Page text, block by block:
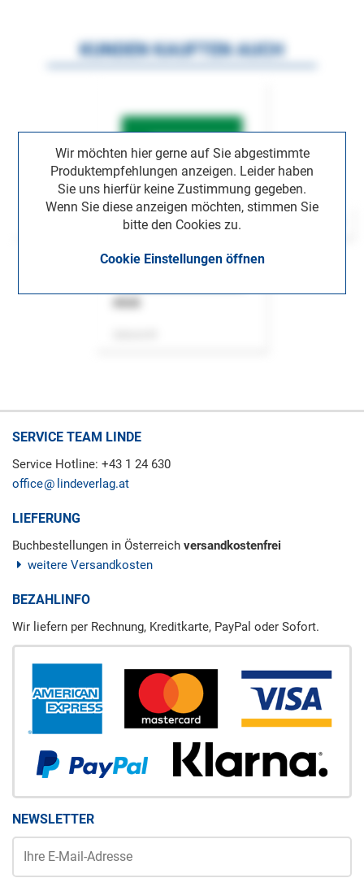
Wir möchten hier gerne auf Sie abgestimmte
Produktempfehlungen anzeigen. Leider haben
Sie uns hierfür keine Zustimmung gegeben.
Wenn Sie diese anzeigen möchten, stimmen Sie
bitte den Cookies zu.
Cookie Einstellungen öffnen
KUNDEN KAUFTEN AUCH
SERVICE TEAM LINDE
Service Hotline: +43 1 24 630
office
lindeverlag.at
LIEFERUNG
Buchbestellungen in Österreich versandkostenfrei
weitere Versandkosten
BEZAHLINFO
Wir liefern per Rechnung, Kreditkarte, PayPal oder Sofort.
NEWSLETTER